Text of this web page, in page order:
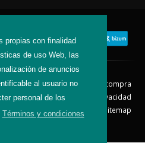
propias con finalidad
de uso Web, las
de anuncios
al usuario no
personal de los
Términos y condiciones
Aviso Legal
Condiciones de compra
devolución
Política de Privacidad
Política de Cookies
Sitemap